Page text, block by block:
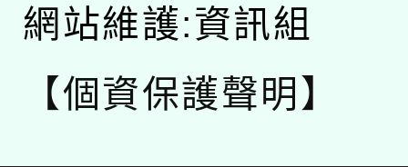
網站維護:資訊組
【個資保護聲明】